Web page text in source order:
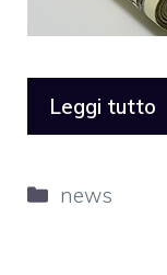
Leggi tutto
Categorie
news